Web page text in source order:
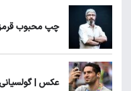
چپ محبوب
عکس |